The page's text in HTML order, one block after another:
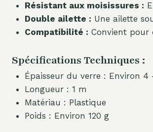
Résistant aux moisissures :
Double ailette : Une ailette
Compatibilité : Convient pour
Spécifications Techniques :
Épaisseur du verre : Environ
Longueur : 1 m
Matériau : Plastique
Poids : Environ 120 g